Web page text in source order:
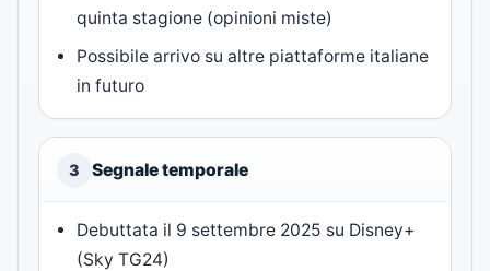
quinta stagione (opinioni miste)
Possibile arrivo su altre piattaforme italiane
in futuro
3 Segnale temporale
Debuttata il 9 settembre 2025 su Disney+
(Sky TG24)